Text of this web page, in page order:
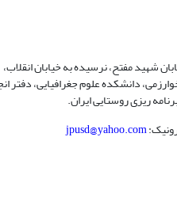
شهید مفتح، نرسیده به خیابان انقلاب،
دانشکده علوم جغرافیایی، دفتر
ریزی روستایی ایران.
jpusd@yahoo.com